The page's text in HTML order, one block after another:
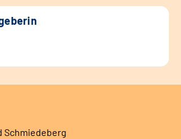
Schmiedeberg